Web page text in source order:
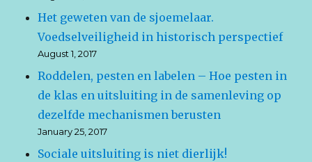
Het geweten van de sjoemelaar.
Voedselveiligheid in historisch perspectief
August 1, 2017
Roddelen, pesten en labelen – Hoe pesten in
de klas en uitsluiting in de samenleving op
dezelfde mechanismen berusten
January 25, 2017
Sociale uitsluiting is niet dierlijk!